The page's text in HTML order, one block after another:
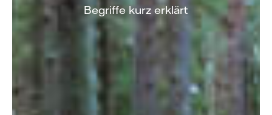
Begriffe kurz erklärt